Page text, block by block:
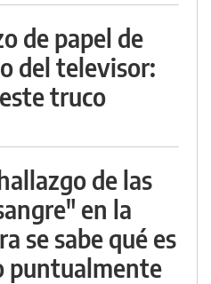
de papel de
del televisor:
truco
de las
en la
se sabe qué es
puntualmente